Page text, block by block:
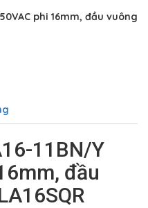
phi 16mm, đầu vuông
11BN/Y
đầu